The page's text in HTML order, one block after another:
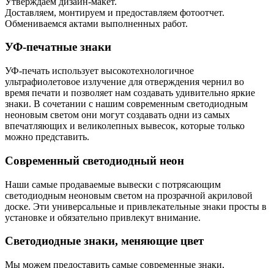
Доставляем, монтируем и предоставляем фотоотчет.
Обмениваемся актами выполненных работ.
УФ-печатные знаки
УФ-печать использует высокотехнологичное
ультрафиолетовое излучение для отверждения чернил во
время печати и позволяет нам создавать удивительно яркие
знаки. В сочетании с нашим современным светодиодным
неоновым светом они могут создавать одни из самых
впечатляющих и великолепных вывесок, которые только
можно представить.
Современный светодиодный неон
Наши самые продаваемые вывески с потрясающим
светодиодным неоновым светом на прозрачной акриловой
доске. Эти универсальные и привлекательные знаки просты в
установке и обязательно привлекут внимание.
Светодиодные знаки, меняющие цвет
Мы можем предоставить самые современные знаки,